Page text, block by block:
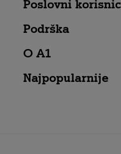
Poslovni
Podrška
O A1
Najpopularnije